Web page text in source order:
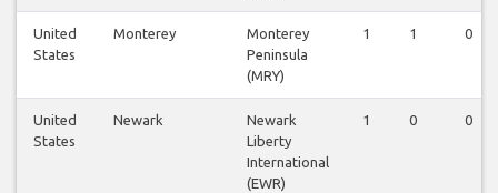
United
States
Monterey
Monterey
Peninsula
(MRY)
1 1 0
United
States
Newark
Newark
Liberty
International
(EWR)
1 0 0